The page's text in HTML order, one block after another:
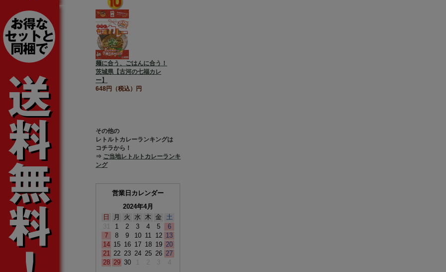
麺に合う、ごはんに合う！
茨城県【古河の七福カレ
ー】
648円（税込）円
その他の
レトルトカレーランキングは
コチラから！
⇒ ご当地レトルトカレーランキ
ング
営業日カレンダー
2024年4月
日
月 火 水 木 金
土
31
1 2 3 4 5
6
7
8 9 10 11 12 13
14 15 16 17 18 19 20
21 22 23 24 25 26 27
28 29 30 1 2 3